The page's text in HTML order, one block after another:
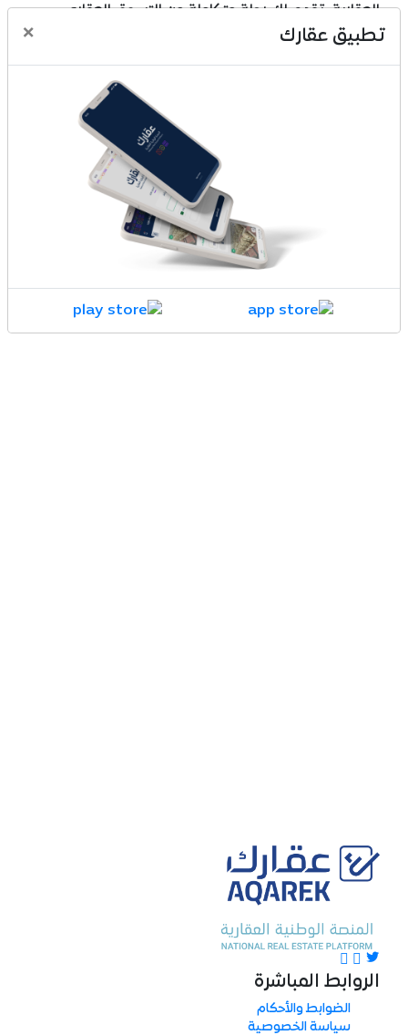
تطبيق عقارك ×
العقارية، تقدم لك رحلة متكاملة من التسوق العقاري
المتنوع إلى الدفع المتعدد الخيارات وحتى الإفراغ والتملك،
مع عدد من الجهات والقطاعات، عقارك منصة تجارية
ماذا تقدم عقارك
بيع الفلل والشقق الجاهزة
الخدمات العقارية
الروابط المباشرة
الضوابط والأحكام
سياسة الخصوصية